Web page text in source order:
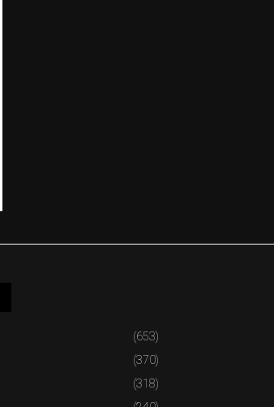
(653)
(370)
(318)